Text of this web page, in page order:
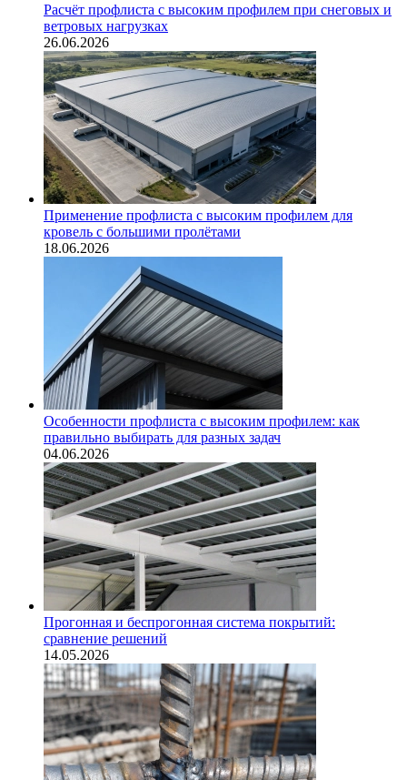
Расчёт профлиста с высоким профилем при снеговых и
ветровых нагрузках
26.06.2026
Применение профлиста с высоким профилем для
кровель с большими пролётами
18.06.2026
Особенности профлиста с высоким профилем: как
правильно выбирать для разных задач
04.06.2026
Прогонная и беспрогонная система покрытий:
сравнение решений
14.05.2026